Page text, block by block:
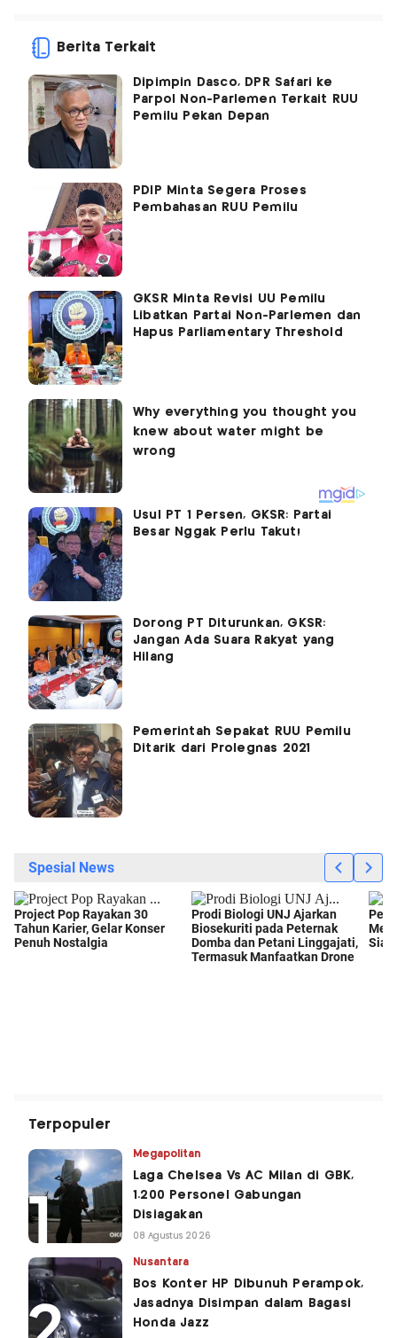
Berita Terkait
Dipimpin Dasco, DPR Safari ke
Parpol Non-Parlemen Terkait RUU
Pemilu Pekan Depan
PDIP Minta Segera Proses
Pembahasan RUU Pemilu
GKSR Minta Revisi UU Pemilu
Libatkan Partai Non-Parlemen dan
Hapus Parliamentary Threshold
Usul PT 1 Persen, GKSR: Partai
Besar Nggak Perlu Takut!
Dorong PT Diturunkan, GKSR:
Jangan Ada Suara Rakyat yang
Hilang
Pemerintah Sepakat RUU Pemilu
Ditarik dari Prolegnas 2021
Terpopuler
Megapolitan
Laga Chelsea Vs AC Milan di GBK,
1.200 Personel Gabungan
Disiagakan
08 Agustus 2026
Nusantara
Bos Konter HP Dibunuh Perampok,
Jasadnya Disimpan dalam Bagasi
Honda Jazz